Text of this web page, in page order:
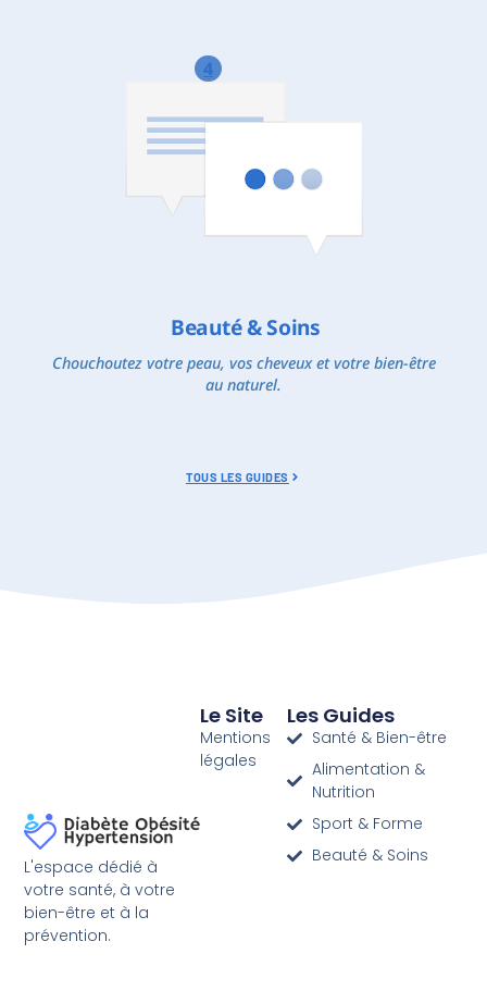
4
Beauté & Soins
Chouchoutez votre peau, vos cheveux et votre bien-être
au naturel.
TOUS LES GUIDES
L'espace dédié à
votre santé, à votre
bien-être et à la
prévention.
Le Site
Mentions
légales
Les Guides
Santé & Bien-être
Alimentation &
Nutrition
Sport & Forme
Beauté & Soins